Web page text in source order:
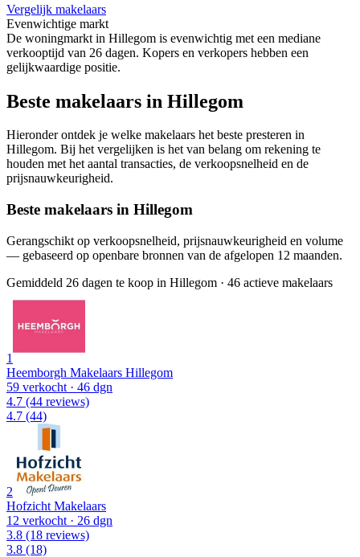
Vergelijk makelaars
Evenwichtige markt
De woningmarkt in Hillegom is evenwichtig met een mediane
verkooptijd van 26 dagen. Kopers en verkopers hebben een
gelijkwaardige positie.
Beste makelaars in Hillegom
Hieronder ontdek je welke makelaars het beste presteren in
Hillegom. Bij het vergelijken is het van belang om rekening te
houden met het aantal transacties, de verkoopsnelheid en de
prijsnauwkeurigheid.
Beste makelaars in Hillegom
Gerangschikt op verkoopsnelheid, prijsnauwkeurigheid en volume
— gebaseerd op openbare bronnen van de afgelopen 12 maanden.
Gemiddeld 26 dagen te koop in Hillegom · 46 actieve makelaars
1
Heemborgh Makelaars Hillegom
59 verkocht · 46 dgn
4.7 (44 reviews)
4.7 (44)
2
Hofzicht Makelaars
12 verkocht · 26 dgn
3.8 (18 reviews)
3.8 (18)